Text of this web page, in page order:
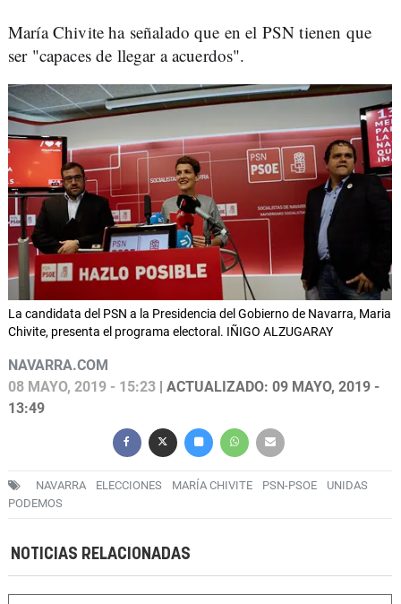
María Chivite ha señalado que en el PSN tienen que
ser "capaces de llegar a acuerdos".
La candidata del PSN a la Presidencia del Gobierno de Navarra, Maria
Chivite, presenta el programa electoral. IÑIGO ALZUGARAY
NAVARRA.COM
08 MAYO, 2019 - 15:23 | ACTUALIZADO: 09 MAYO, 2019 -
13:49
NAVARRA ELECCIONES MARÍA CHIVITE PSN-PSOE
UNIDAS
PODEMOS
NOTICIAS RELACIONADAS